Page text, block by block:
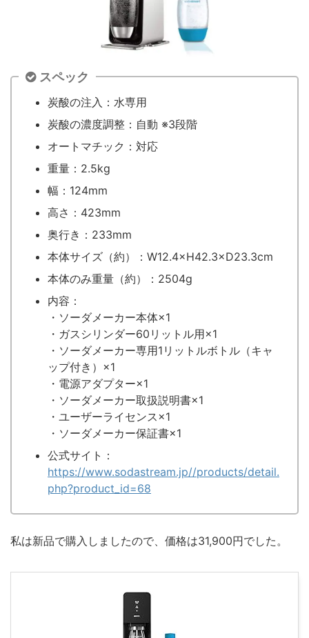
スペック
炭酸の注入：水専用
炭酸の濃度調整：自動 ※3段階
オートマチック：対応
重量：2.5kg
幅：124mm
高さ：423mm
奥行き：233mm
本体サイズ（約）：W12.4×H42.3×D23.3cm
本体のみ重量（約）：2504g
内容：
・ソーダメーカー本体×1
・ガスシリンダー60リットル用×1
・ソーダメーカー専用1リットルボトル（キャ
ップ付き）×1
・電源アダプター×1
・ソーダメーカー取扱説明書×1
・ユーザーライセンス×1
・ソーダメーカー保証書×1
公式サイト：
https://www.sodastream.jp//products/detail.
php?product_id=68
私は新品で購入しましたので、価格は31,900円でした。